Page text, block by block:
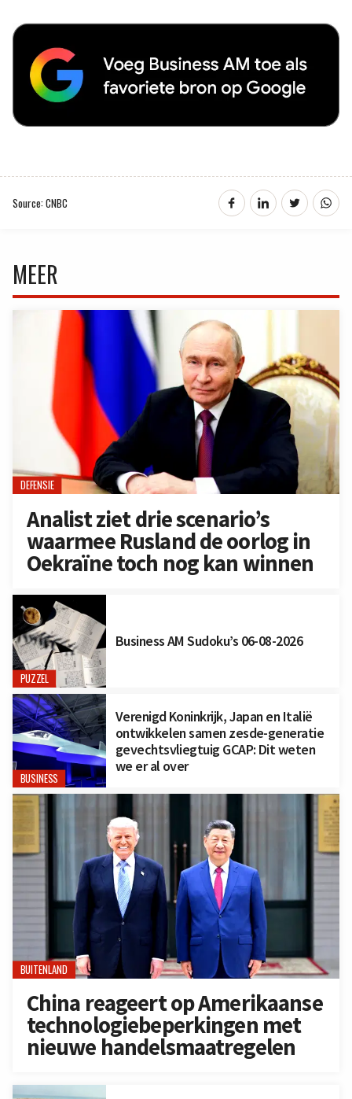
Source: CNBC
MEER
DEFENSIE
Analist ziet drie scenario’s
waarmee Rusland de oorlog in
Oekraïne toch nog kan winnen
PUZZEL
Business AM Sudoku’s 06-08-2026
BUSINESS
Verenigd Koninkrijk, Japan en Italië
ontwikkelen samen zesde-generatie
gevechtsvliegtuig GCAP: Dit weten
we er al over
BUITENLAND
China reageert op Amerikaanse
technologiebeperkingen met
nieuwe handelsmaatregelen